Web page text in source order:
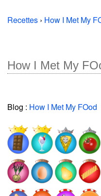
Recettes › How I Met My
How I Met My
Blog : How I Met My FOod